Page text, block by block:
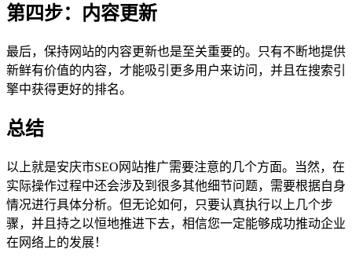
第四步：内容更新
最后，保持网站的内容更新也是至关重要的。只有不断地提供
新鲜有价值的内容，才能吸引更多用户来访问，并且在搜索引
擎中获得更好的排名。
总结
以上就是安庆市SEO网站推广需要注意的几个方面。当然，在
实际操作过程中还会涉及到很多其他细节问题，需要根据自身
情况进行具体分析。但无论如何，只要认真执行以上几个步
骤，并且持之以恒地推进下去，相信您一定能够成功推动企业
在网络上的发展！